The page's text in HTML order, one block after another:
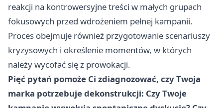
reakcji na kontrowersyjne treści w małych grupach
fokusowych przed wdrożeniem pełnej kampanii.
Proces obejmuje również przygotowanie scenariuszy
kryzysowych i określenie momentów, w których
należy wycofać się z prowokacji.
Pięć pytań pomoże Ci zdiagnozować, czy Twoja
marka potrzebuje dekonstrukcji: Czy Twoje